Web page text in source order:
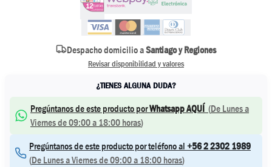
Despacho domicilio aSantiago y Regiones
Revisar disponibilidad y valores
¿TIENES ALGUNA DUDA?
Pregúntanos de este producto porWhatsapp AQUÍ (De Lunes a
Viernes de 09:00 a 18:00 horas)
Pregúntanos de este producto por teléfono al+56 2 2302 1989
(De Lunes a Viernes de 09:00 a 18:00 horas)